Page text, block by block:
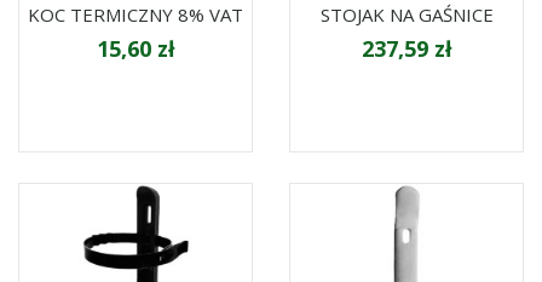
KOC TERMICZNY 8% VAT
15,60 zł
STOJAK NA GAŚNICE
237,59 zł